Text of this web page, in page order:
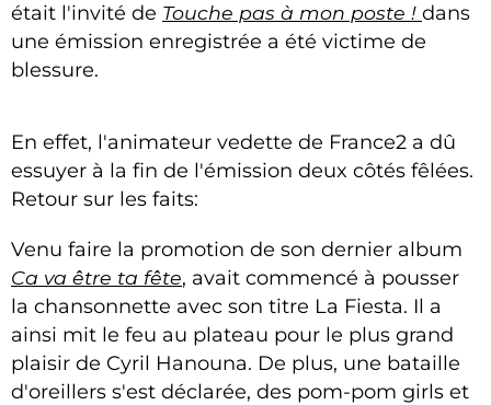
était l'invité de Touche pas à mon poste ! dans
une émission enregistrée a été victime de
blessure.
En effet, l'animateur vedette de France2 a dû
essuyer à la fin de l'émission deux côtés fêlées.
Retour sur les faits:
Venu faire la promotion de son dernier album
Ca va être ta fête, avait commencé à pousser
la chansonnette avec son titre La Fiesta. Il a
ainsi mit le feu au plateau pour le plus grand
plaisir de Cyril Hanouna. De plus, une bataille
d'oreillers s'est déclarée, des pom-pom girls et